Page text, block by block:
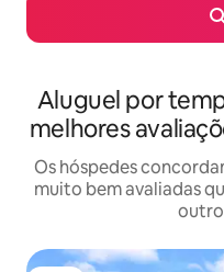
Aluguel por
melhores
Os hóspedes
muito bem avaliadas